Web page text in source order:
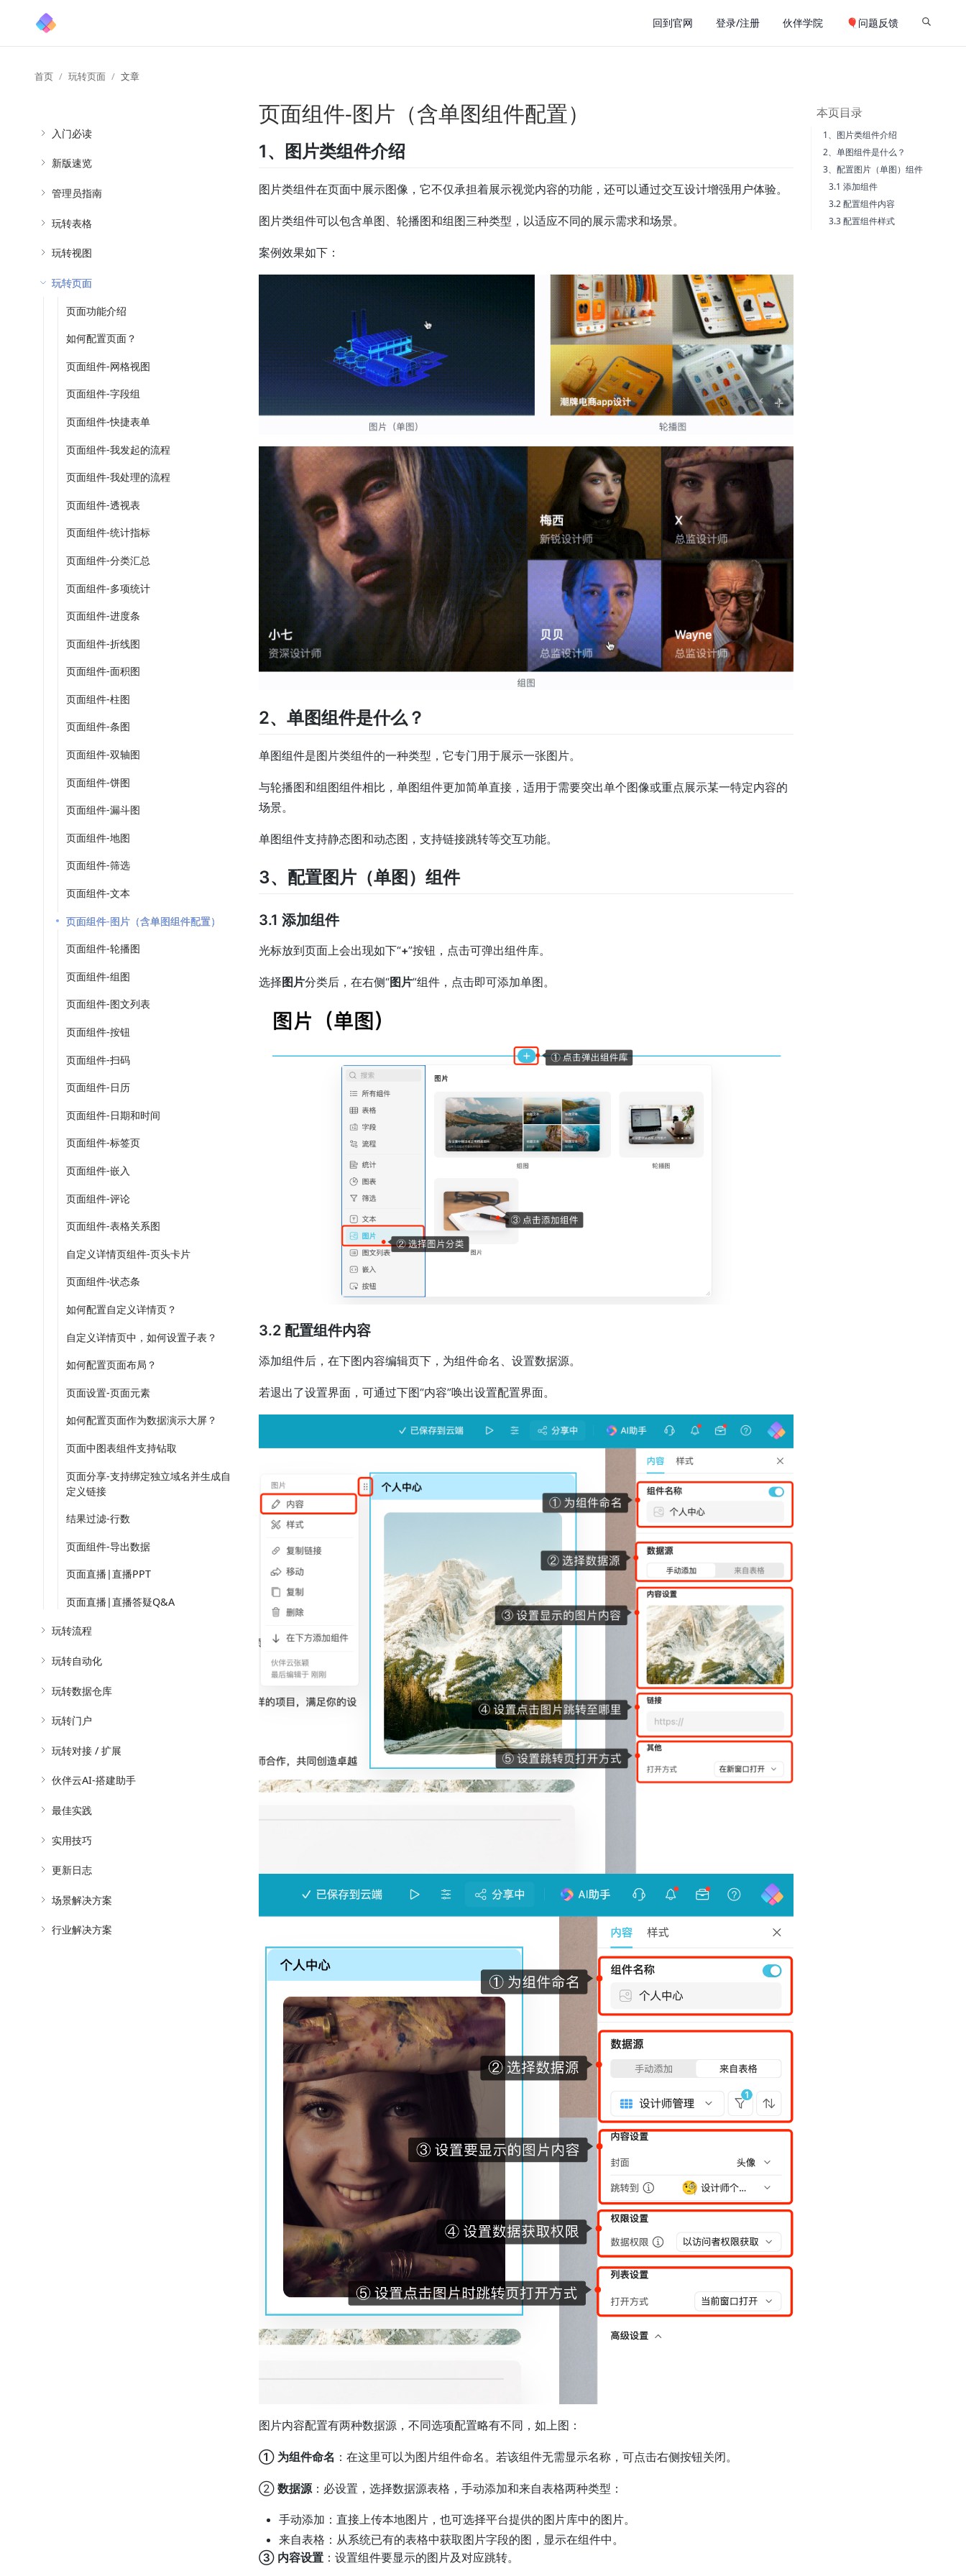
回到官网 登录/注册 伙伴学院 🎈问题反馈
首页 玩转页面 文章
入门必读
新版速览
管理员指南
玩转表格
玩转视图
玩转页面
页面功能介绍
如何配置页面？
页面组件-网格视图
页面组件-字段组
页面组件-快捷表单
页面组件-我发起的流程
页面组件-我处理的流程
页面组件-透视表
页面组件-统计指标
页面组件-分类汇总
页面组件-多项统计
页面组件-进度条
页面组件-折线图
页面组件-面积图
页面组件-柱图
页面组件-条图
页面组件-双轴图
页面组件-饼图
页面组件-漏斗图
页面组件-地图
页面组件-筛选
页面组件-文本
页面组件-图片（含单图组件配置）
页面组件-轮播图
页面组件-组图
页面组件-图文列表
页面组件-按钮
页面组件-扫码
页面组件-日历
页面组件-日期和时间
页面组件-标签页
页面组件-嵌入
页面组件-评论
页面组件-表格关系图
自定义详情页组件-页头卡片
页面组件-状态条
如何配置自定义详情页？
自定义详情页中，如何设置子表？
如何配置页面布局？
页面设置-页面元素
如何配置页面作为数据演示大屏？
页面中图表组件支持钻取
页面分享-支持绑定独立域名并生成自
定义链接
结果过滤-行数
页面组件-导出数据
页面直播|直播PPT
页面直播|直播答疑Q&A
玩转流程
玩转自动化
玩转数据仓库
玩转门户
玩转对接 / 扩展
伙伴云AI-搭建助手
最佳实践
实用技巧
更新日志
场景解决方案
行业解决方案
页面组件-图片（含单图组件配置）
1、图片类组件介绍
图片类组件在页面中展示图像，它不仅承担着展示视觉内容的功能，还可以通过交互设计增强用户体验。
图片类组件可以包含单图、轮播图和组图三种类型，以适应不同的展示需求和场景。
案例效果如下：
2、单图组件是什么？
单图组件是图片类组件的一种类型，它专门用于展示一张图片。
与轮播图和组图组件相比，单图组件更加简单直接，适用于需要突出单个图像或重点展示某一特定内容的
场景。
单图组件支持静态图和动态图，支持链接跳转等交互功能。
3、配置图片（单图）组件
3.1 添加组件
光标放到页面上会出现如下“+”按钮，点击可弹出组件库。
选择 图片分类后，在右侧“图片”组件，点击即可添加单图。
3.2 配置组件内容
添加组件后，在下图内容编辑页下，为组件命名、设置数据源。
若退出了设置界面，可通过下图“内容”唤出设置配置界面。
图片内容配置有两种数据源，不同选项配置略有不同，如上图：
① 为组件命名 ：在这里可以为图片组件命名。若该组件无需显示名称，可点击右侧按钮关闭。
② 数据源：必设置，选择数据源表格，手动添加和来自表格两种类型：
手动添加：直接上传本地图片，也可选择平台提供的图片库中的图片。
来自表格：从系统已有的表格中获取图片字段的图，显示在组件中。
③ 内容设置 ：设置组件要显示的图片及对应跳转。
本页目录
1、图片类组件介绍
2、单图组件是什么？
3、配置图片（单图）组件
3.1 添加组件
3.2 配置组件内容
3.3 配置组件样式